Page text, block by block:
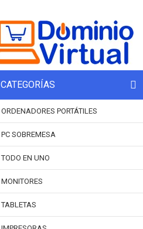
CATEGORÍAS
ORDENADORES PORTÁTILES
PC SOBREMESA
TODO EN UNO
MONITORES
TABLETAS